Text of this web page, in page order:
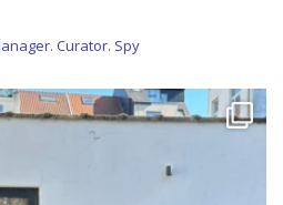
Curator. Spy